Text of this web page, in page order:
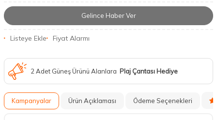
Gelince Haber Ver
Listeye Ekle Fiyat Alarmı
2 Adet Güneş Ürünü Alanlara Plaj Çantası Hediye
Kampanyalar Ürün Açıklaması Ödeme Seçenekleri